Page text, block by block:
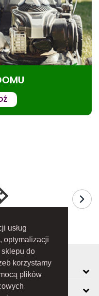
usług
optymalizacji
do
korzystamy
plików